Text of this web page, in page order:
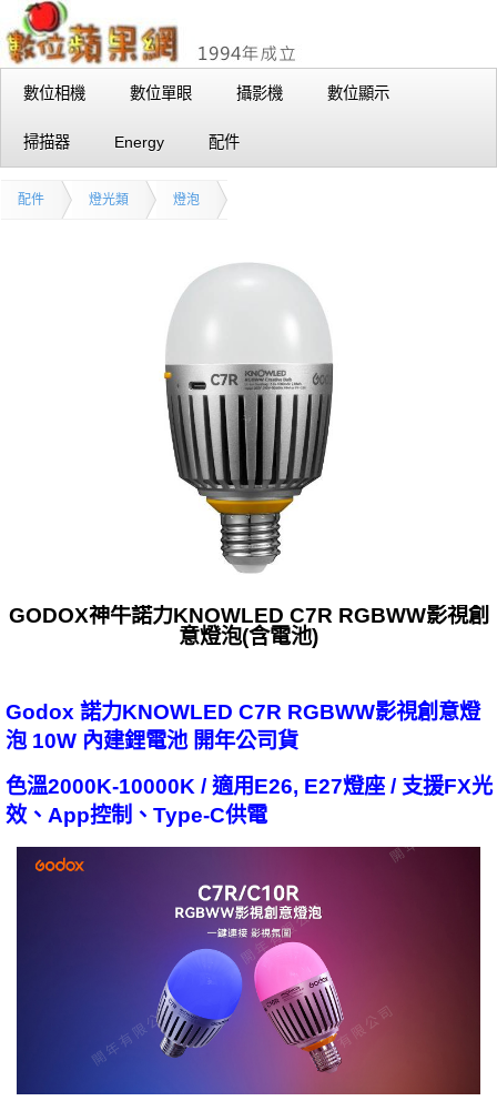
數位相機 數位單眼 攝影機 數位顯示
掃描器 Energy 配件
配件 燈光類 燈泡
GODOX神牛諾力KNOWLED C7R RGBWW影視創
意燈泡(含電池)
Godox 諾力KNOWLED C7R RGBWW影視創意燈
泡 10W 內建鋰電池 開年公司貨
色溫2000K-10000K / 適用E26, E27燈座 / 支援FX光
效、App控制、Type-C供電